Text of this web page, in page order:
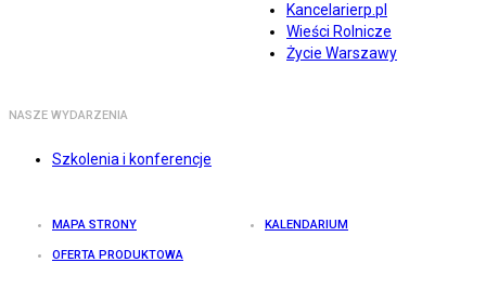
Kancelarierp.pl
Wieści Rolnicze
Życie Warszawy
NASZE WYDARZENIA
Szkolenia i konferencje
MAPA STRONY KALENDARIUM
OFERTA PRODUKTOWA